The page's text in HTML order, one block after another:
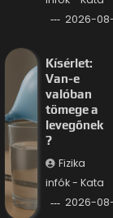
2026-
Kísérlet:
Van-e
valóban
tömege a
levegőnek
?
Fizika
infók - Kata
2026-